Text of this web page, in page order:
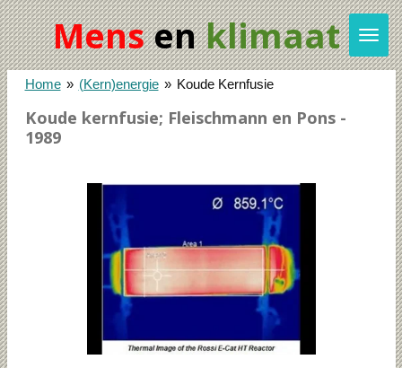
Ga
direct
naar
hoofdinhoud
Mensenklimaat
Home » (Kern)energie » Koude Kernfusie
Koude kernfusie; Fleischmann en Pons -
1989